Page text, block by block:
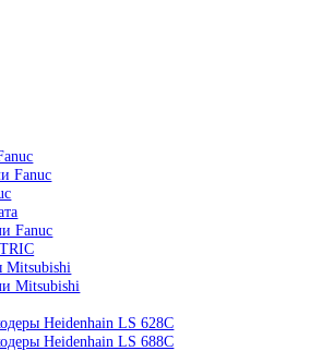
Робот
LR Mate
для сварки